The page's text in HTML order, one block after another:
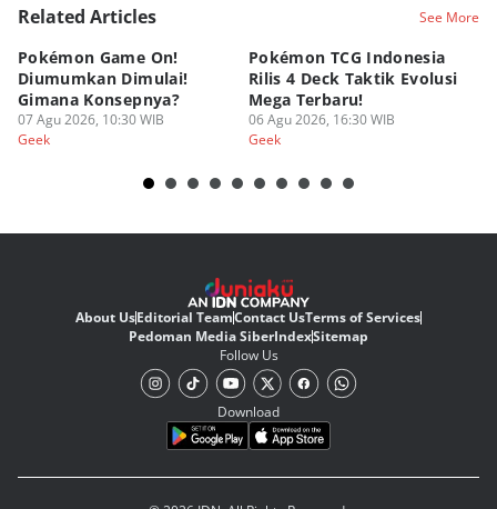
Related Articles See More
Pokémon Game On!
Diumumkan Dimulai!
Gimana Konsepnya?
07 Agu 2026, 10:30 WIB
Geek
Pokémon TCG Indonesia
Rilis 4 Deck Taktik Evolusi
Mega Terbaru!
06 Agu 2026, 16:30 WIB
Geek
About UsEditorial TeamContact UsTerms of Services
Pedoman Media SiberIndexSitemap
Follow Us
Download